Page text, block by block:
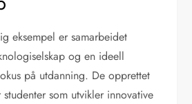
eksempel er samarbeidet
og en ideell
på utdanning. De opprettet
som utvikler innovative